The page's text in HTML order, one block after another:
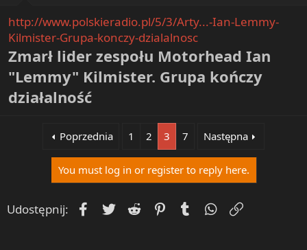
http://www.polskieradio.pl/5/3/Arty...-Ian-Lemmy-
Kilmister-Grupa-konczy-dzialalnosc
Zmarł lider zespołu Motorhead Ian
"Lemmy" Kilmister. Grupa kończy
działalność
Poprzednia 1 2 3 7 Następna
You must log in or register to reply here.
Udostępnij: Facebook
Twitter Reddit PinterestTumblrWhatsApp